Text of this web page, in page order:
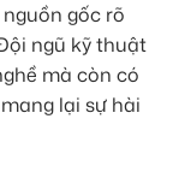
gốc rõ
ngũ kỹ thuật
mà còn có
lại sự hài